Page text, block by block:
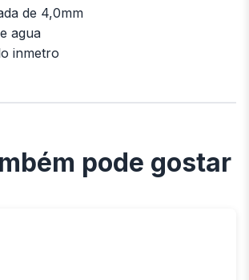
de 4,0mm
agua
inmetro
pode gostar